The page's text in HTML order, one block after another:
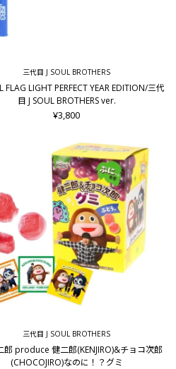
三代目 J SOUL BROTHERS
FLAG LIGHT PERFECT YEAR EDITION/三代
目 J SOUL BROTHERS ver.
¥3,800
三代目 J SOUL BROTHERS
郎 produce 健二郎(KENJIRO)&チョコ次郎
(CHOCOJIRO)なのに！？グミ